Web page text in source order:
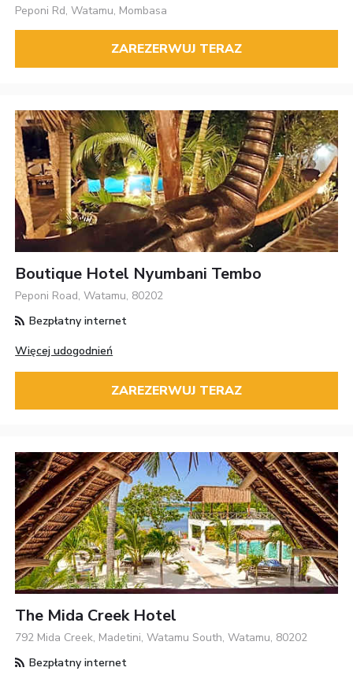
Peponi Rd, Watamu, Mombasa
ZAREZERWUJ TERAZ
Boutique Hotel Nyumbani Tembo
Peponi Road, Watamu, 80202
Bezpłatny internet
Więcej udogodnień
ZAREZERWUJ TERAZ
The Mida Creek Hotel
792 Mida Creek, Madetini, Watamu South, Watamu, 80202
Bezpłatny internet